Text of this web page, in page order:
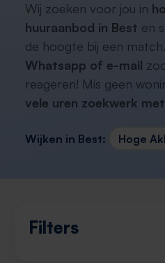
Wij zoeken voor jou in
huuraanbod in Best en
de hoogte bij een
Whatsapp of e-mail
reageren! Mis geen
vele uren zoekwerk
Wijken in Best: Hoge
Filters